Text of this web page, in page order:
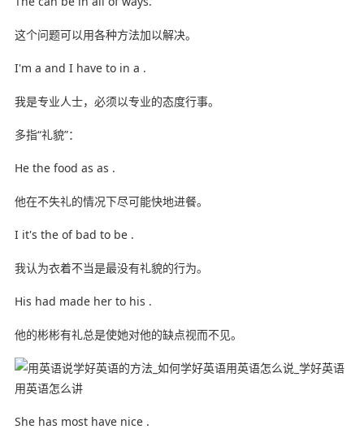
这个问题可以用各种方法加以解决。
I'm a and I have to in a .
我是专业人士，必须以专业的态度行事。
多指“礼貌”：
He the food as as .
他在不失礼的情况下尽可能快地进餐。
I it's the of bad to be .
我认为衣着不当是最没有礼貌的行为。
His had made her to his .
他的彬彬有礼总是使她对他的缺点视而不见。
She has most have nice .